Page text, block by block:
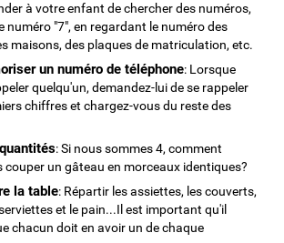
à votre enfant de chercher des numéros,
numéro "7", en regardant le numéro des
maisons, des plaques de matriculation, etc.
un numéro de téléphone: Lorsque
quelqu'un, demandez-lui de se rappeler
chiffres et chargez-vous du reste des
: Si nous sommes 4, comment
couper un gâteau en morceaux identiques?
la table: Répartir les assiettes, les couverts,
et le pain...Il est important qu'il
chacun doit en avoir un de chaque